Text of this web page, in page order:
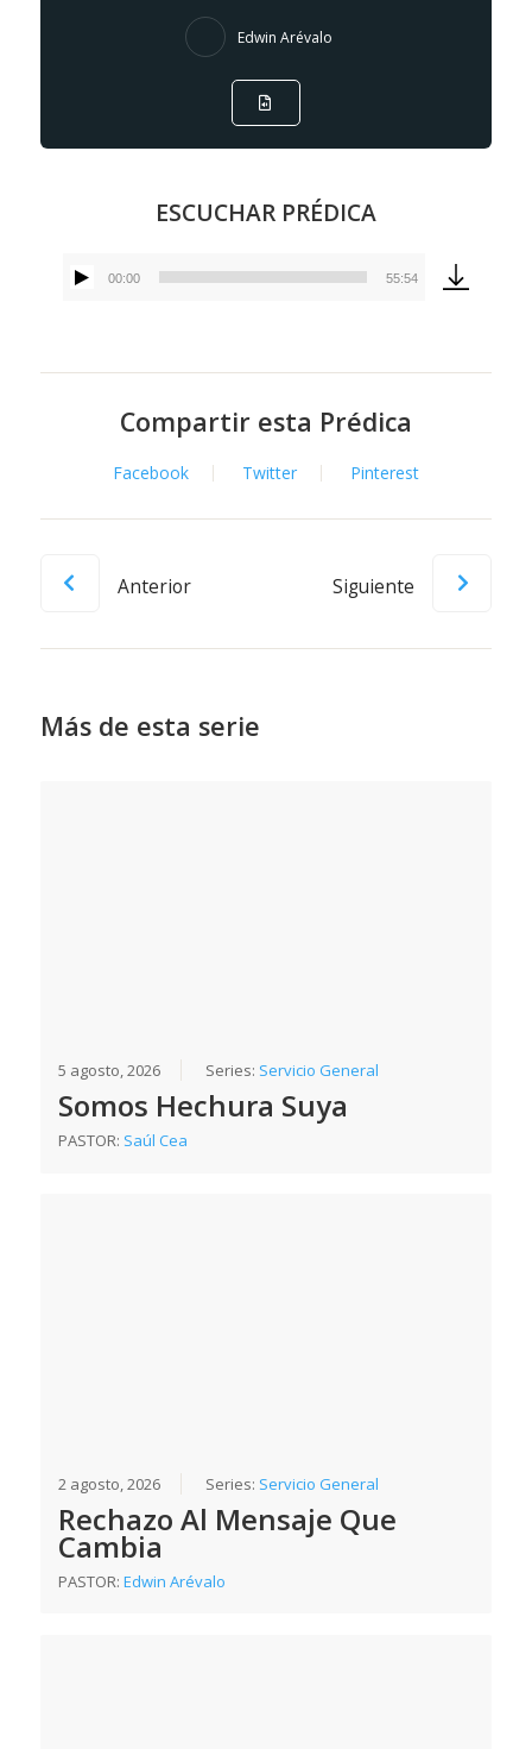
Edwin Arévalo
ESCUCHAR PRÉDICA
Reproductor
00:00 55:54
Compartir esta Prédica
Facebook Twitter Pinterest
Anterior Siguiente
Más de esta serie
5 agosto, 2026 Series: Servicio General
Somos Hechura Suya
PASTOR: Saúl Cea
2 agosto, 2026 Series: Servicio General
Rechazo Al Mensaje Que
Cambia
PASTOR:Edwin Arévalo